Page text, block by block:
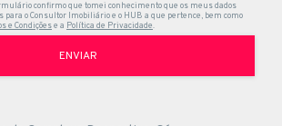
confirmo que tomei conhecimento que os meus dados
para o Consultor Imobiliário e o HUB a que pertence, bem como
e Condiçõese a Política de Privacidade.
ENVIAR